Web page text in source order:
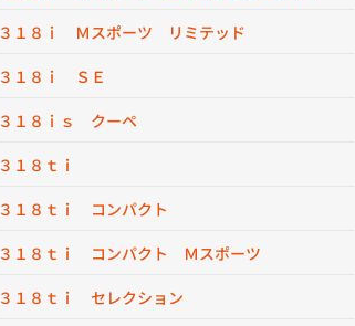
３１８ｉ Ｍスポーツ リミテッド
３１８ｉ ＳＥ
３１８ｉｓ クーペ
３１８ｔｉ
３１８ｔｉ コンパクト
３１８ｔｉ コンパクト Ｍスポーツ
３１８ｔｉ セレクション